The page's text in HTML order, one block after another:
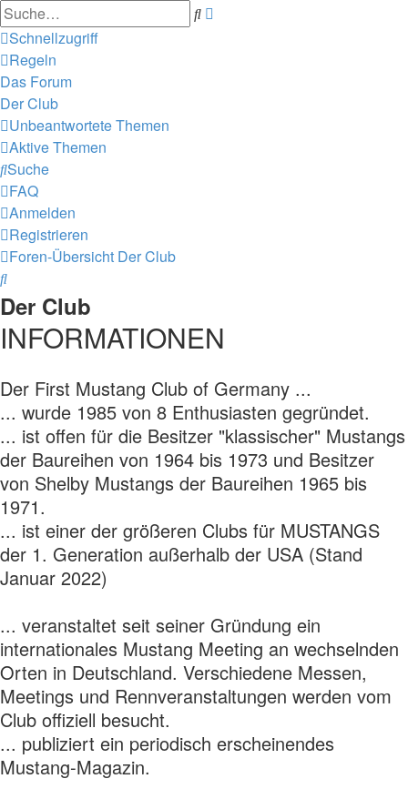
Suche
Schnellzugriff
Regeln
Das Forum
Der Club
Unbeantwortete Themen
Aktive Themen
Suche
FAQ
Anmelden
Registrieren
Foren-Übersicht Der Club
Suche
Der Club
INFORMATIONEN
Der First Mustang Club of Germany ...
... wurde 1985 von 8 Enthusiasten gegründet.
... ist offen für die Besitzer "klassischer" Mustangs
der Baureihen von 1964 bis 1973 und Besitzer
von Shelby Mustangs der Baureihen 1965 bis
1971.
... ist einer der größeren Clubs für MUSTANGS
der 1. Generation außerhalb der USA (Stand
Januar 2022)
... veranstaltet seit seiner Gründung ein
internationales Mustang Meeting an wechselnden
Orten in Deutschland. Verschiedene Messen,
Meetings und Rennveranstaltungen werden vom
Club offiziell besucht.
... publiziert ein periodisch erscheinendes
Mustang-Magazin.